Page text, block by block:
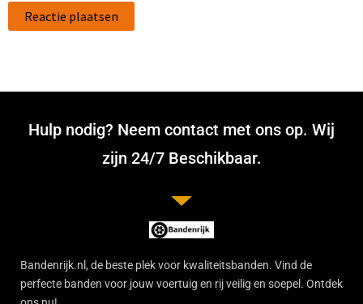
Hulp nodig? Neem contact met ons op. Wij
zijn 24/7 Beschikbaar.
Bandenrijk.nl, de beste plek voor kwaliteitsbanden. Vind de
perfecte banden voor jouw voertuig en rij veilig en soepel. Ontdek